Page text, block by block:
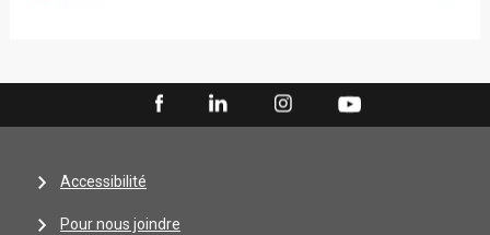
Accessibilité
Pour nous joindre